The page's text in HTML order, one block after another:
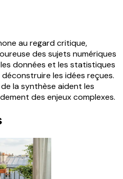
au regard critique,
des sujets numériques
données et les statistiques
les idées reçues.
la synthèse aident les
des enjeux complexes.